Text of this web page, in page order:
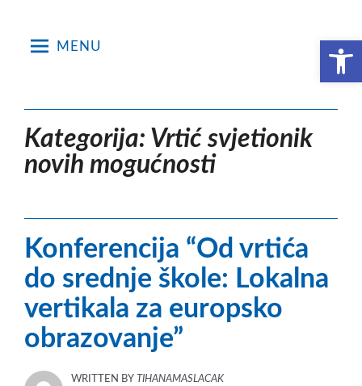
Open toolbar
MENU
Kategorija: Vrtić svjetionik
novih mogućnosti
Konferencija “Od vrtića
do srednje škole: Lokalna
vertikala za europsko
obrazovanje”
WRITTEN BY TIHANAMASLACAK